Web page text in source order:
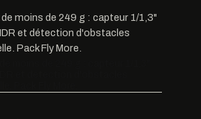
moins de 249 g : capteur 1/1,3"
et détection d'obstacles
Pack Fly More.